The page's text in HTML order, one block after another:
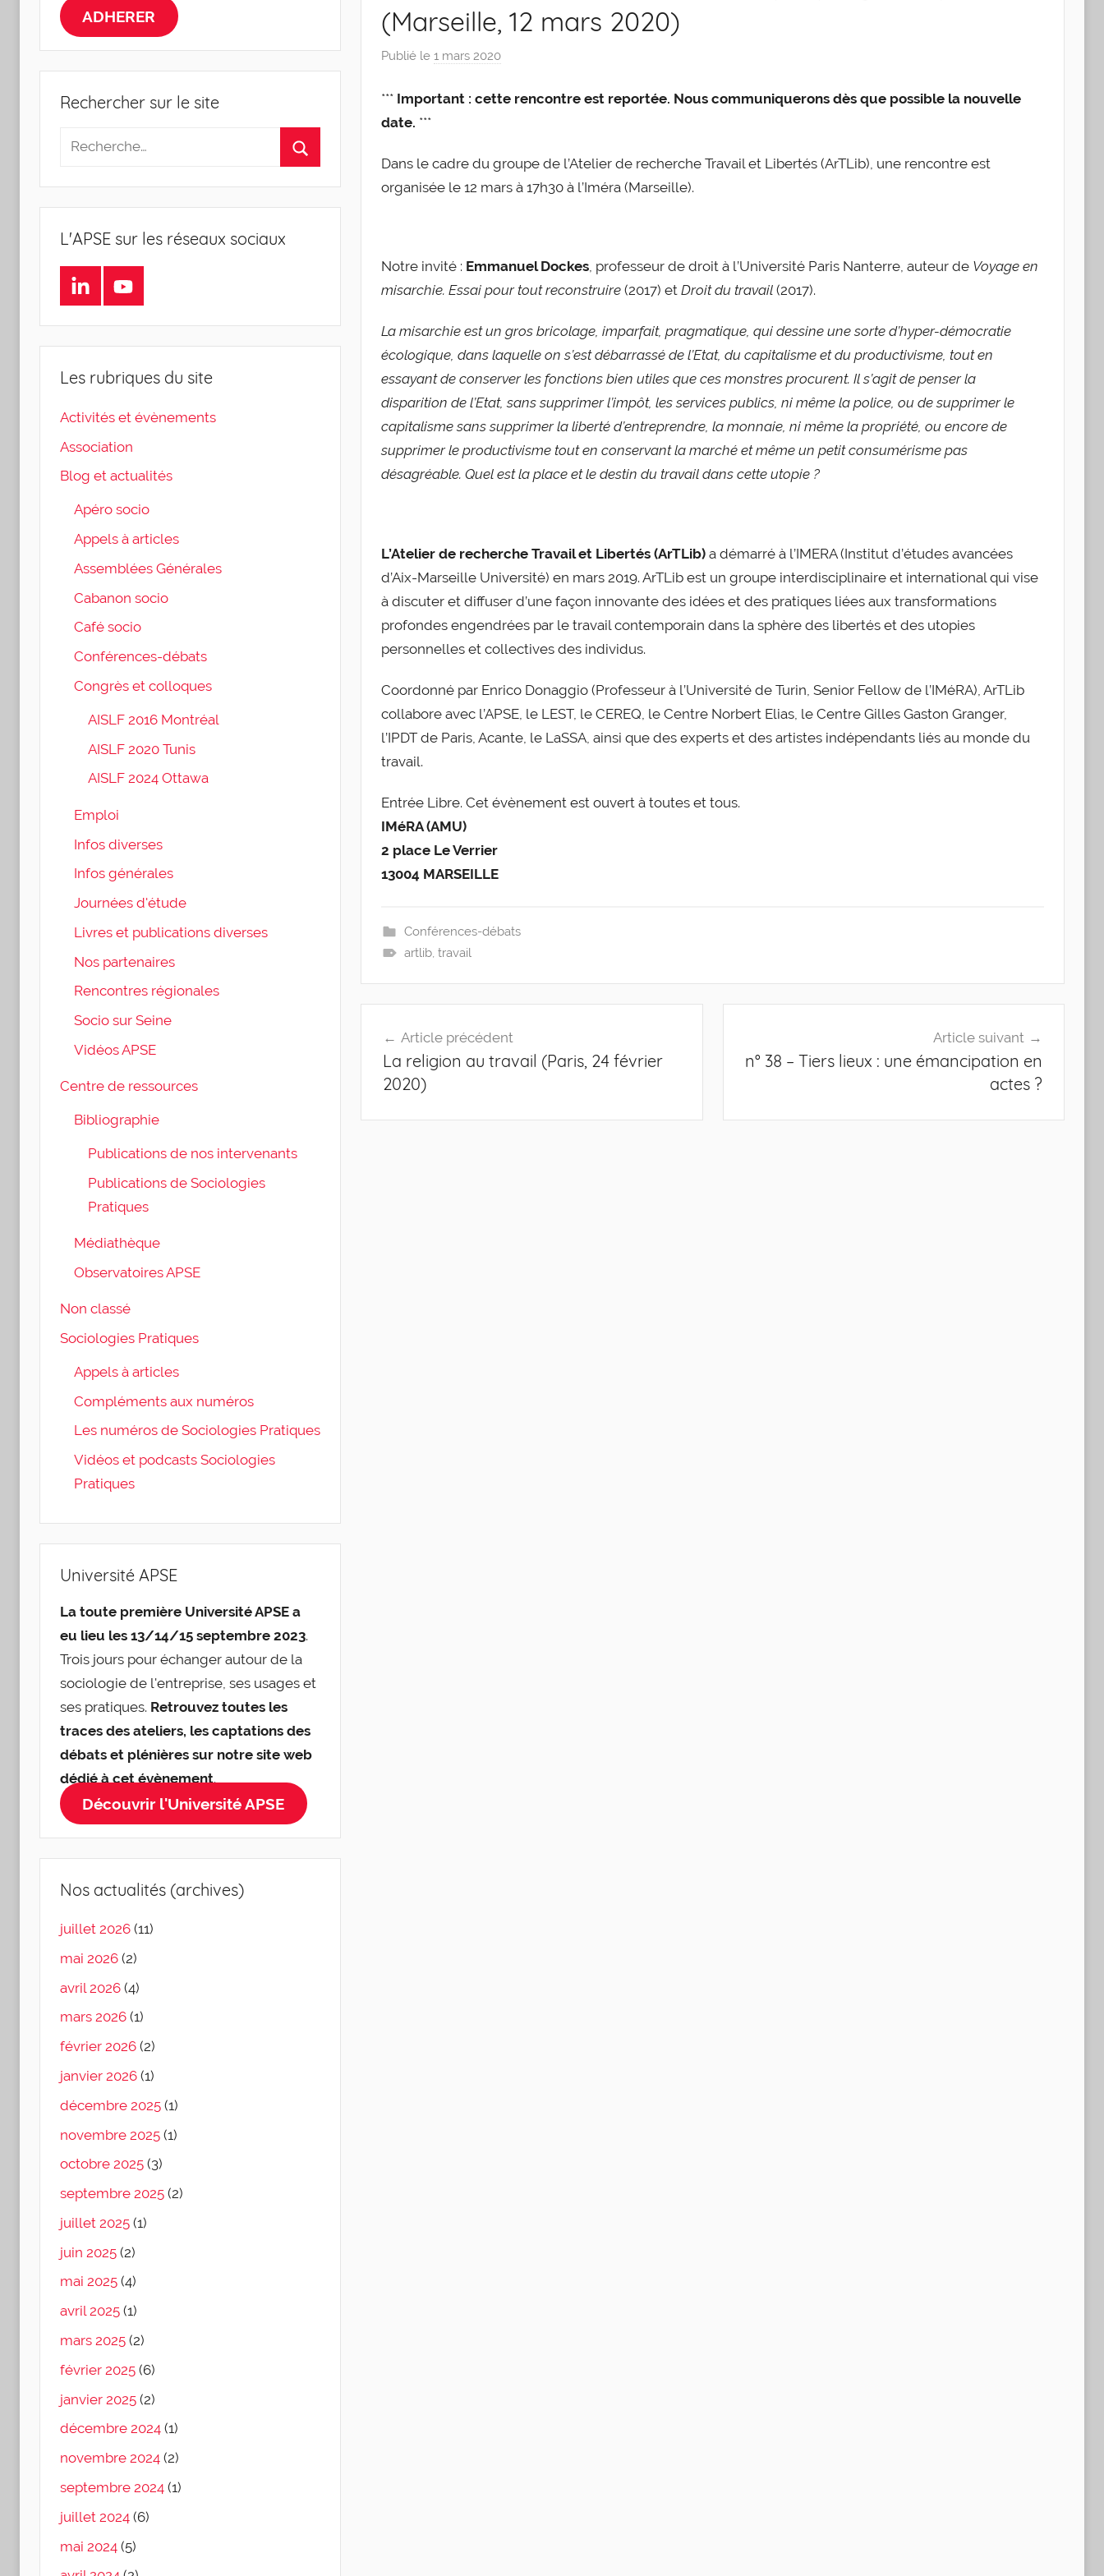
Sociologie
de
l'Entreprise
(Marseille, 12 mars 2020)
Publié le1 mars 2020
r
e
v
*** Important : cette rencontre est reportée. Nous communiquerons dès que possible la nouvelle
date. ***
Dans le cadre du groupe de l’Atelier de recherche Travail et Libertés (ArTLib), une rencontre est
organisée le 12 mars à 17h30 à l’Iméra (Marseille).
Notre invité : Emmanuel Dockes, professeur de droit à l’Université Paris Nanterre, auteur de Voyage en
misarchie. Essai pour tout reconstruire(2017) etDroit du travail(2017).
La misarchie est un gros bricolage, imparfait, pragmatique, qui dessine une sorte d’hyper-démocratie
écologique, dans laquelle on s’est débarrassé de l’Etat, du capitalisme et du productivisme, tout en
essayant de conserver les fonctions bien utiles que ces monstres procurent. Il s’agit de penser la
disparition de l’Etat, sans supprimer l’impôt, les services publics, ni même la police, ou de supprimer le
capitalisme sans supprimer la liberté d’entreprendre, la monnaie, ni même la propriété, ou encore de
supprimer le productivisme tout en conservant la marché et même un petit consumérisme pas
désagréable. Quel est la place et le destin du travail dans cette utopie ?
L’Atelier de recherche Travail et Libertés (ArTLib)a démarré à l’IMERA (Institut d’études avancées
d’Aix-Marseille Université) en mars 2019. ArTLib est un groupe interdisciplinaire et international qui vise
à discuter et diffuser d’une façon innovante des idées et des pratiques liées aux transformations
profondes engendrées par le travail contemporain dans la sphère des libertés et des utopies
personnelles et collectives des individus.
Coordonné par Enrico Donaggio (Professeur à l’Université de Turin, Senior Fellow de l’IMéRA), ArTLib
collabore avec l’APSE, le LEST, le CEREQ, le Centre Norbert Elias, le Centre Gilles Gaston Granger,
l’IPDT de Paris, Acante, le LaSSA, ainsi que des experts et des artistes indépendants liés au monde du
travail.
Entrée Libre. Cet évènement est ouvert à toutes et tous.
IMéRA (AMU)
2 place Le Verrier
13004 MARSEILLE
Conférences-débats
artlib, travail
de
l’article
Article précédent
La religion au travail (Paris, 24 février
2020)
Article suivant
n° 38 – Tiers lieux : une émancipation en
actes ?
ADHERER
Rechercher sur le site
L'APSE sur les réseaux sociaux
LinkedInYoutube
Les rubriques du site
Activités et évènements
Association
Blog et actualités
Apéro socio
Appels à articles
Assemblées Générales
Cabanon socio
Café socio
Conférences-débats
Congrès et colloques
AISLF 2016 Montréal
AISLF 2020 Tunis
AISLF 2024 Ottawa
Emploi
Infos diverses
Infos générales
Journées d'étude
Livres et publications diverses
Nos partenaires
Rencontres régionales
Socio sur Seine
Vidéos APSE
Centre de ressources
Bibliographie
Publications de nos intervenants
Publications de Sociologies
Pratiques
Médiathèque
Observatoires APSE
Non classé
Sociologies Pratiques
Appels à articles
Compléments aux numéros
Les numéros de Sociologies Pratiques
Vidéos et podcasts Sociologies
Pratiques
Université APSE
La toute première Université APSE a
eu lieu les 13/14/15 septembre 2023.
Trois jours pour échanger autour de la
sociologie de l'entreprise, ses usages et
ses pratiques. Retrouvez toutes les
traces des ateliers, les captations des
débats et plénières sur notre site web
dédié à cet évènement.
Découvrir l'Université APSE
Nos actualités (archives)
juillet 2026 (11)
mai 2026 (2)
avril 2026 (4)
mars 2026 (1)
février 2026 (2)
janvier 2026 (1)
décembre 2025 (1)
novembre 2025 (1)
octobre 2025 (3)
septembre 2025 (2)
juillet 2025 (1)
juin 2025 (2)
mai 2025 (4)
avril 2025 (1)
mars 2025 (2)
février 2025 (6)
janvier 2025 (2)
décembre 2024 (1)
novembre 2024 (2)
septembre 2024 (1)
juillet 2024 (6)
mai 2024 (5)